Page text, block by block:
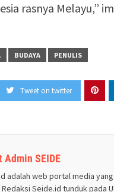
rasnya Melayu,”
BUDAYA PENULIS
Tweet on twitter
Admin SEIDE
adalah web portal media
Seide.id tunduk pada